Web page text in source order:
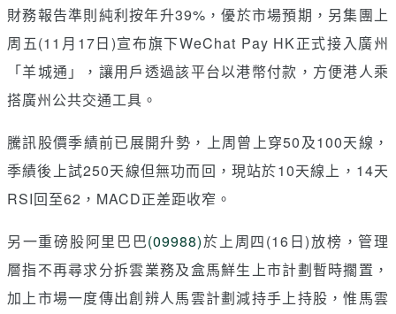
財務報告準則純利按年升39%，優於市場預期，另集團上
周五(11月17日)宣布旗下WeChat Pay HK正式接入廣州
「羊城通」，讓用戶透過該平台以港幣付款，方便港人乘
搭廣州公共交通工具。
騰訊股價季績前已展開升勢，上周曾上穿50及100天線，
季績後上試250天線但無功而回，現站於10天線上，14天
RSI回至62，MACD正差距收窄。
另一重磅股阿里巴巴(09988)於上周四(16日)放榜，管理
層指不再尋求分拆雲業務及盒馬鮮生上市計劃暫時擱置，
加上市場一度傳出創辨人馬雲計劃減持手上持股，惟馬雲